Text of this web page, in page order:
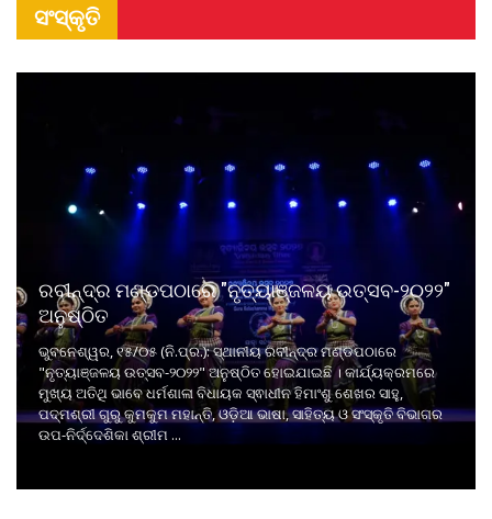
ସଂସ୍କୃତି
ରବୀନ୍ଦ୍ର ମଣ୍ଡପଠାରେ "ନୃତ୍ୟାଞ୍ଜଳୟ ଉତ୍ସବ-୨୦୨୨"
ଅନୁଷ୍ଠିତ
ଭୁବନେଶ୍ୱର, ୧୫/୦୫ (ନି.ପ୍ର.): ସ୍ଥାନୀୟ ରବୀନ୍ଦ୍ର ମଣ୍ଡପଠାରେ
"ନୃତ୍ୟାଞ୍ଜଳୟ ଉତ୍ସବ-୨୦୨୨" ଅନୁଷ୍ଠିତ ହୋଇଯାଇଛି । କାର୍ଯ୍ୟକ୍ରମରେ
ମୁଖ୍ୟ ଅତିଥି ଭାବେ ଧର୍ମଶାଳା ବିଧାୟକ ସ୍ଵାଧୀନ ହିମାଂଶୁ ଶେଖର ସାହୁ,
ପଦ୍ମଶ୍ରୀ ଗୁରୁ କୁମକୁମ ମହାନ୍ତି, ଓଡ଼ିଆ ଭାଷା, ସାହିତ୍ୟ ଓ ସଂସ୍କୃତି ବିଭାଗର
ଉପ-ନିର୍ଦ୍ଦେଶିକା ଶ୍ରୀମ ...